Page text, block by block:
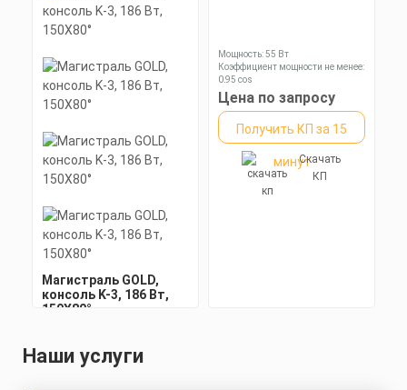
Коэффициент мощности не менее:
0,95 cos
алюминиевый профиль
(анодированный), прозрачное
минеральное стекло.
Получить КП за 15
Магистраль GOLD,
консоль K-3, 186 Вт,
150X80°
Мощность: 55 Вт
Коэффициент мощности не менее:
0,95 cos
Материал корпуса:
Экструдированный
алюминиевый профиль
(анодированный), вторичная
оптика из акрила (ПММА) с
силиконовой прокладкой.
Цена по запросу
Получить КП за 15
минутСкачать
КП
Наши услуги